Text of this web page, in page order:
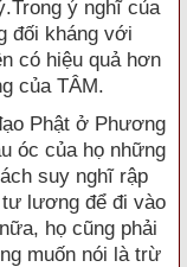
ý nghĩ của
đối kháng với
có hiệu quả hơn
của TÂM.
Phật ở Phương
óc của họ những
suy nghĩ rập
lương để đi vào
họ cũng phải
muốn nói là trừ